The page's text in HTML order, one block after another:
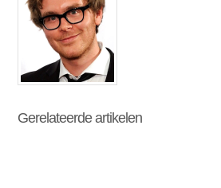
Gerelateerde artikelen